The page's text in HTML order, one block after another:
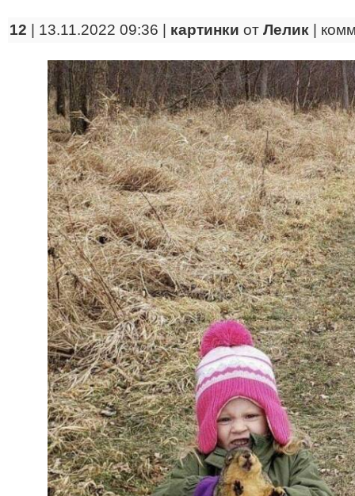
12 | 13.11.2022 09:36 | картинки от Лелик